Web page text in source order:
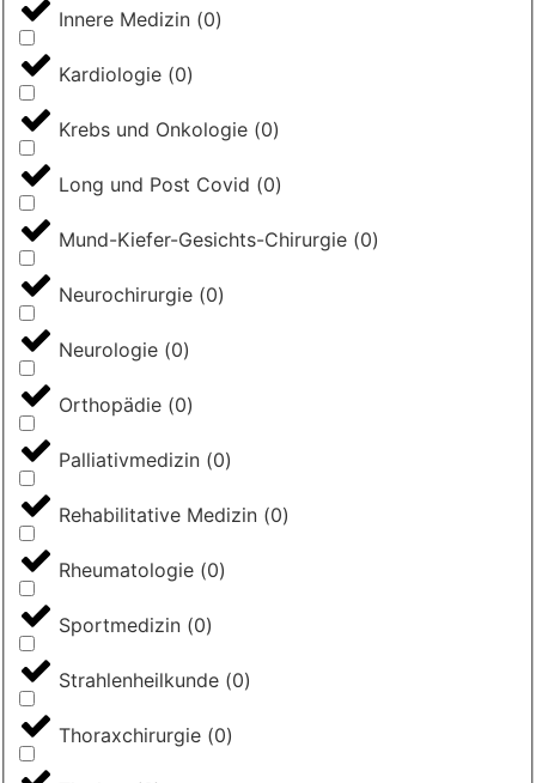
Innere Medizin (0)
Kardiologie (0)
Krebs und Onkologie (0)
Long und Post Covid (0)
Mund-Kiefer-Gesichts-Chirurgie (0)
Neurochirurgie (0)
Neurologie (0)
Orthopädie (0)
Palliativmedizin (0)
Rehabilitative Medizin (0)
Rheumatologie (0)
Sportmedizin (0)
Strahlenheilkunde (0)
Thoraxchirurgie (0)